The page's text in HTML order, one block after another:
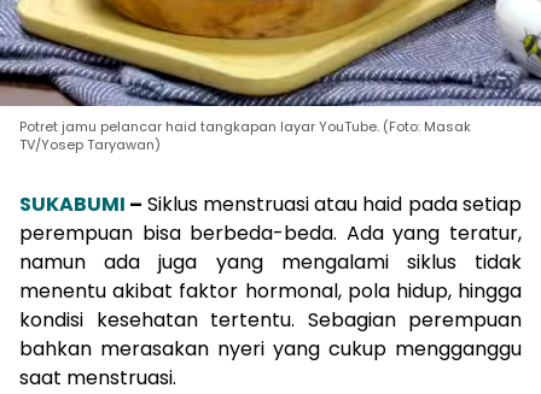
Potret jamu pelancar haid tangkapan layar YouTube. (Foto: Masak
TV/Yosep Taryawan)
SUKABUMI – Siklus menstruasi atau haid pada setiap
perempuan bisa berbeda-beda. Ada yang teratur,
namun ada juga yang mengalami siklus tidak
menentu akibat faktor hormonal, pola hidup, hingga
kondisi kesehatan tertentu. Sebagian perempuan
bahkan merasakan nyeri yang cukup mengganggu
saat menstruasi.